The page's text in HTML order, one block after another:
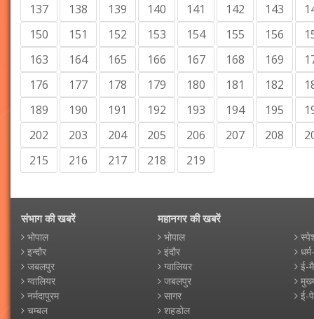
137
138 139 140 141 142 143
150
151 152 153 154 155 156
163
164 165 166 167 168 169
176
177 178 179 180 181 182
189
190 191 192 193 194 195
202
203 204 205 206 207 208
215
216 217 218 219
संभाग की खबरें
भोपाल
इन्दौर
जबलपुर
ग्वालियर
नर्मदापुरम
चम्बल
महानगर की खबरें
भोपाल
इंदौर
ग्वालियर
जबलपुर
सागर
शहडोल
ई-
ई-